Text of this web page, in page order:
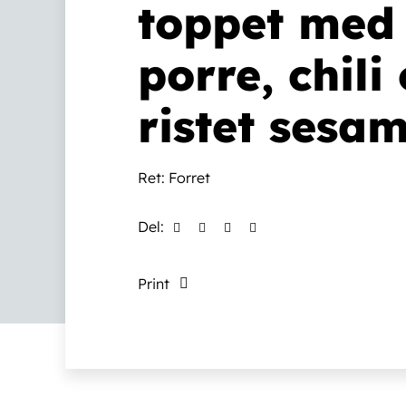
toppet med
porre, chili
ristet
Ret: Forret
Del:
Print